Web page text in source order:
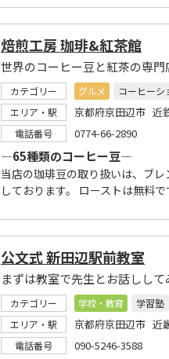
焙煎工房 珈琲&紅茶館
カテゴリー グルメ
コーヒーシ
エリア・駅
京都府京田辺市 近
電話番号 0774-66-2890
―65種類のコーヒー豆―
当店の珈琲豆の取り扱いは、ブ
しております。 ローストは無料
公文式 新田辺駅前教室
カテゴリー 学校・教育
学習塾
エリア・駅
京都府京田辺市 近
電話番号 090-5246-3588